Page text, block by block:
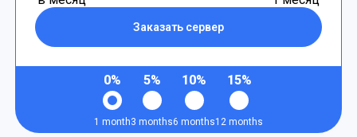
Заказать сервер
0%
1 month
5%
3 months
10%
6 months
15%
12 months